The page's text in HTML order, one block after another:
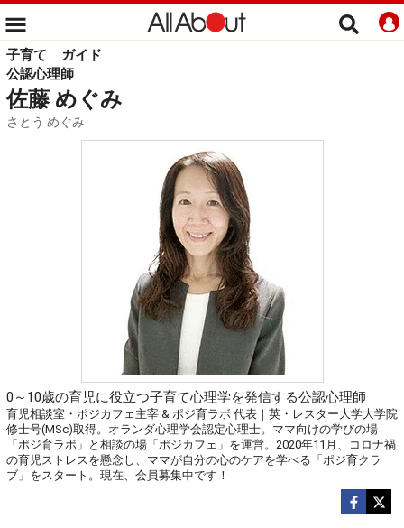
子育て
ガイド
公認心理師
佐藤 めぐみ
さとう めぐみ
0～10歳の育児に役立つ子育て心理学を発信する公認心理師
育児相談室・ポジカフェ主宰 & ポジ育ラボ 代表｜英・レスター大学大学院
修士号(MSc)取得。オランダ心理学会認定心理士。ママ向けの学びの場
「ポジ育ラボ」と相談の場「ポジカフェ」を運営。2020年11月、コロナ禍
の育児ストレスを懸念し、ママが自分の心のケアを学べる「ポジ育クラ
ブ」をスタート。現在、会員募集中です！